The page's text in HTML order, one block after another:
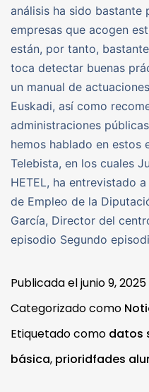
análisis ha sido
empresas que acogen
están, por tanto,
toca detectar buenas
un manual de
Euskadi, así como
administraciones
hemos hablado en estos
Telebista, en los cuales
HETEL, ha entrevistado
de Empleo de la
García, Director del
episodio Segundo
Publicada eljunio 9, 2025
Categorizado como
Etiquetado como datos
básica, prioridfades